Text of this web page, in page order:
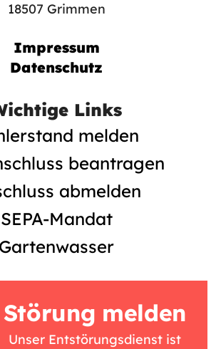
18507 Grimmen
Impressum
Datenschutz
Links
melden
beantragen
abmelden
SEPA-Mandat
Gartenwasser
Störung melden
Unser Entstörungsdienst ist